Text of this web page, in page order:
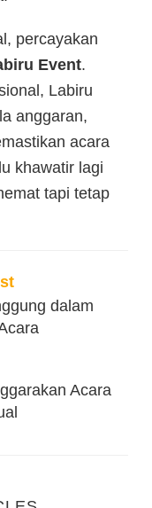
percayakan
Event.
Labiru
anggaran,
acara
khawatir lagi
tapi tetap
dalam
Acara